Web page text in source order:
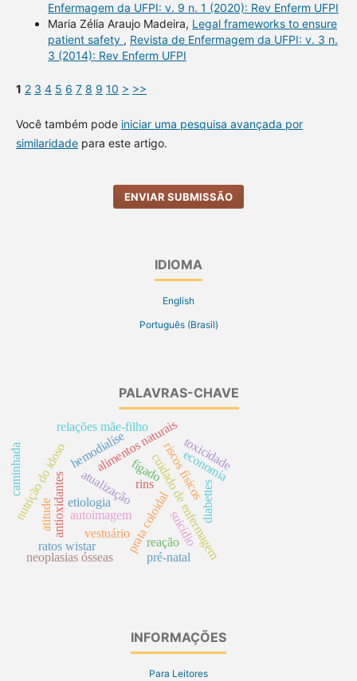
Enfermagem da UFPI: v. 9 n. 1 (2020): Rev Enferm UFPI
Maria Zélia Araujo Madeira, Legal frameworks to ensure
patient safety , Revista de Enfermagem da UFPI: v. 3 n.
3 (2014): Rev Enferm UFPI
1 2 3 4 5 6 7 8 9 10 > >>
Você também pode iniciar uma pesquisa avançada por
similaridadepara este artigo.
ENVIAR SUBMISSÃO
IDIOMA
English
Português (Brasil)
PALAVRAS-CHAVE
cuidado de enfermagem
prata coloidal
etiologia
atualização
antioxidantes
alimentos naturais
nutrição do idoso
relações mãe-filho
riscos físicos
autoimagem
neoplasias ósseas
rins
suicídio
vestuário
economia
fígado
reação
diabettes
hemodialíse toxicidade
ratos wistar
atitude
pré-natal
caminhada
INFORMAÇÕES
Para Leitores